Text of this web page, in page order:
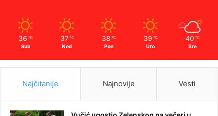
36 ℃
Sub
37 ℃
Ned
38 ℃
Pon
39 ℃
Uto
40 ℃
Sre
Najčitanije Najnovije Vesti